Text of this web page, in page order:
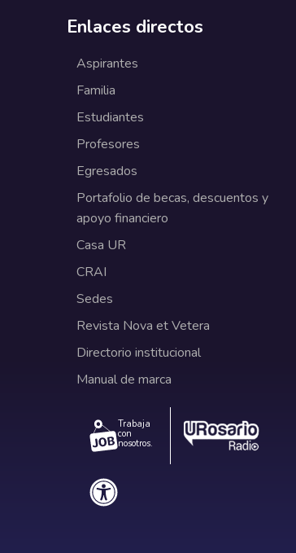
Enlaces directos
Aspirantes
Familia
Estudiantes
Profesores
Egresados
Portafolio de becas, descuentos y
apoyo financiero
Casa UR
CRAI
Sedes
Revista Nova et Vetera
Directorio institucional
Manual de marca
Trabaja
con
nosotros.